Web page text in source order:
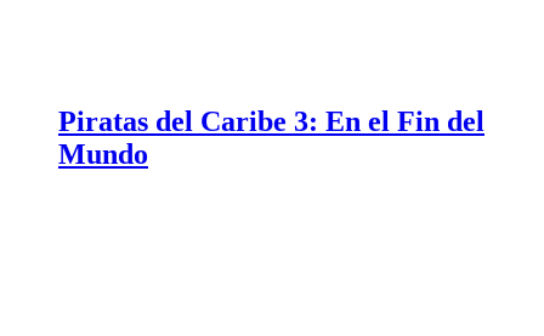
Piratas del Caribe 3: En el Fin del
Mundo